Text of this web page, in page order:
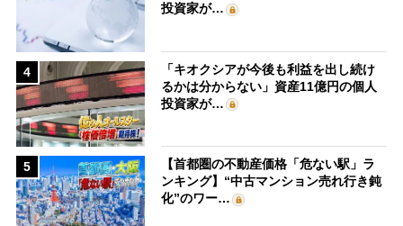
投資家が…
4
「キオクシアが今後も利益を出し続け
るかは分からない」資産11億円の個人
投資家が…
5
【首都圏の不動産価格「危ない駅」ラ
ンキング】“中古マンション売れ行き鈍
化”のワー…